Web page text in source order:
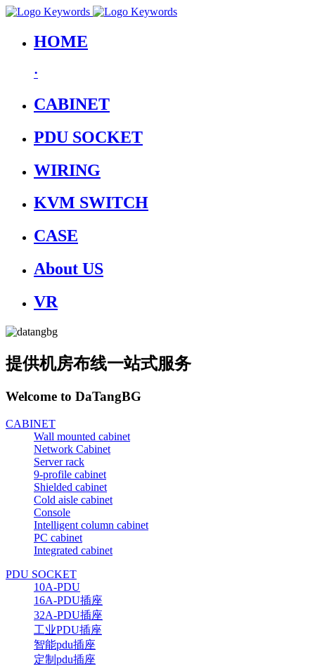
HOME
·
CABINET
PDU SOCKET
WIRING
KVM SWITCH
CASE
About US
VR
提供机房布线一站式服务
Welcome to DaTangBG
CABINET
Wall mounted cabinet
Network Cabinet
Server rack
9-profile cabinet
Shielded cabinet
Cold aisle cabinet
Console
Intelligent column cabinet
PC cabinet
Integrated cabinet
PDU SOCKET
10A-PDU
16A-PDU插座
32A-PDU插座
工业PDU插座
智能pdu插座
定制pdu插座